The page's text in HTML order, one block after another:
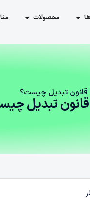
محصولات
قانون تبدیل چیست؟
قانون تبدیل